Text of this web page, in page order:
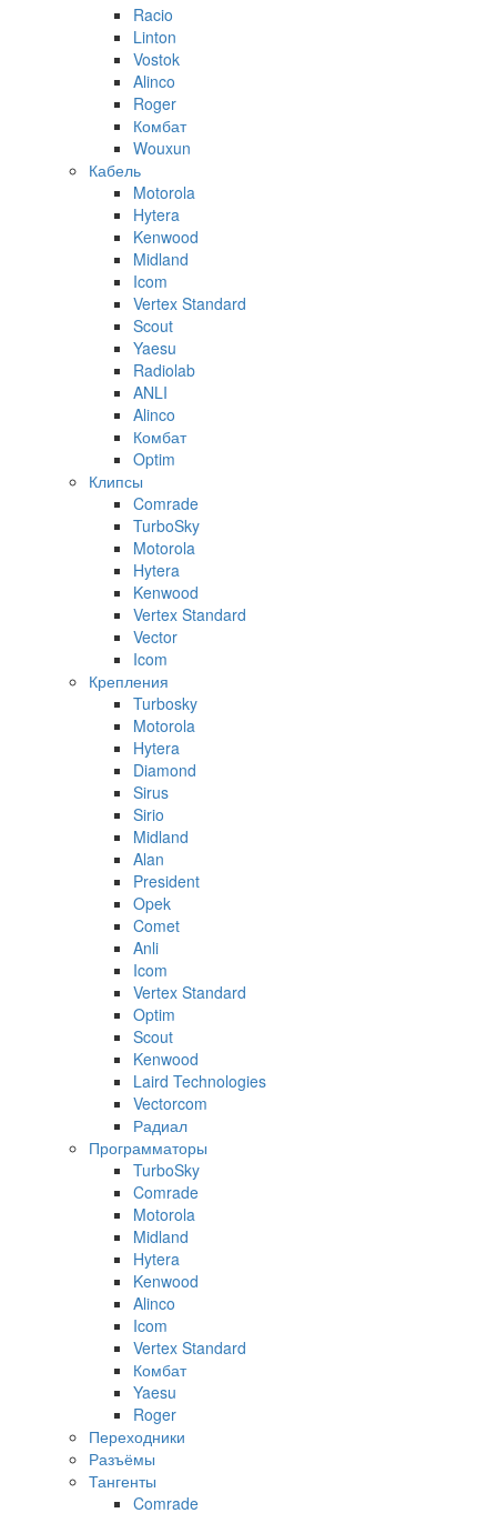
Racio
Linton
Vostok
Alinco
Roger
Комбат
Wouxun
Кабель
Motorola
Hytera
Kenwood
Midland
Icom
Vertex Standard
Scout
Yaesu
Radiolab
ANLI
Alinco
Комбат
Optim
Клипсы
Comrade
TurboSky
Motorola
Hytera
Kenwood
Vertex Standard
Vector
Icom
Крепления
Turbosky
Motorola
Hytera
Diamond
Sirus
Sirio
Midland
Alan
President
Opek
Comet
Anli
Icom
Vertex Standard
Optim
Scout
Kenwood
Laird Technologies
Vectorcom
Радиал
Программаторы
TurboSky
Comrade
Motorola
Midland
Hytera
Kenwood
Alinco
Icom
Vertex Standard
Комбат
Yaesu
Roger
Переходники
Разъёмы
Тангенты
Comrade